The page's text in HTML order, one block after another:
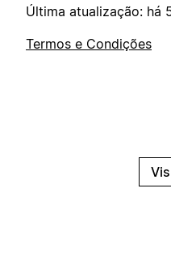
Última atualização: há
Termos e Condições